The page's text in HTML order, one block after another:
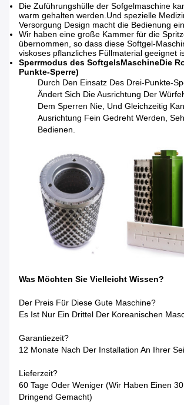
Die Zuführungshülle der Sofgelmaschine
warm gehalten werden.Und spezielle
Versorgung Design macht die Bedienung
Wir haben eine große Kammer für die
übernommen, so dass diese Softgel-
viskoses pflanzliches Füllmaterial geeignet
Sperrmodus des SoftgelsMaschineDie
Punkte-Sperre)
Durch Den Einsatz Des Drei-Punkte-
Ändert Sich Die Ausrichtung Der
Dem Sperren Nie, Und Gleichzeitig
Ausrichtung Fein Gedreht Werden,
Bedienen.
Was Möchten Sie Vielleicht Wissen?
Der Preis Für Diese Gute Maschine?
Es Ist Nur Ein Drittel Der Koreanischen
Garantiezeit?
12 Monate Nach Der Installation An Ihrer
Lieferzeit?
60 Tage Oder Weniger (wir Haben Einen
Dringend Gemacht)